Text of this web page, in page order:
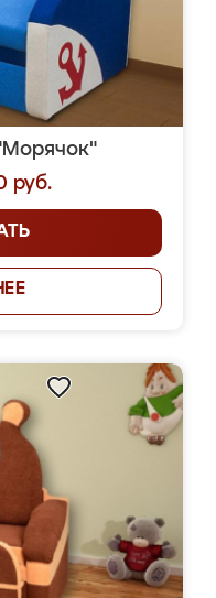
руб.